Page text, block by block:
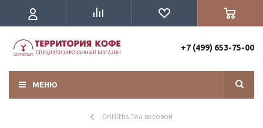
+7 (499) 653-75-00
МЕНЮ
Griffiths Tea весовой